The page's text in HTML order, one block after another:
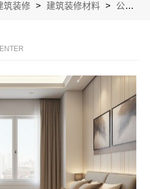
筑装修 > 建筑装修材料 > 公司产品